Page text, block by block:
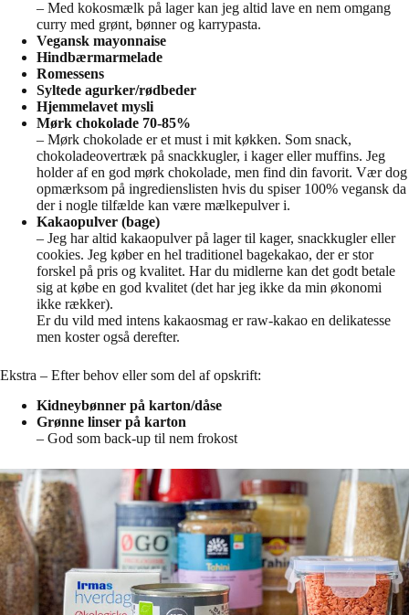
– Med kokosmælk på lager kan jeg altid lave en nem omgang
curry med grønt, bønner og karrypasta.
Vegansk mayonnaise
Hindbærmarmelade
Romessens
Syltede agurker/rødbeder
Hjemmelavet mysli
Mørk chokolade 70-85%
– Mørk chokolade er et must i mit køkken. Som snack,
chokoladeovertræk på snackkugler, i kager eller muffins. Jeg
holder af en god mørk chokolade, men find din favorit. Vær dog
opmærksom på ingredienslisten hvis du spiser 100% vegansk da
der i nogle tilfælde kan være mælkepulver i.
Kakaopulver (bage)
– Jeg har altid kakaopulver på lager til kager, snackkugler eller
cookies. Jeg køber en hel traditionel bagekakao, der er stor
forskel på pris og kvalitet. Har du midlerne kan det godt betale
sig at købe en god kvalitet (det har jeg ikke da min økonomi
ikke rækker).
Er du vild med intens kakaosmag er raw-kakao en delikatesse
men koster også derefter.
Ekstra – Efter behov eller som del af opskrift:
Kidneybønner på karton/dåse
Grønne linser på karton
– God som back-up til nem frokost